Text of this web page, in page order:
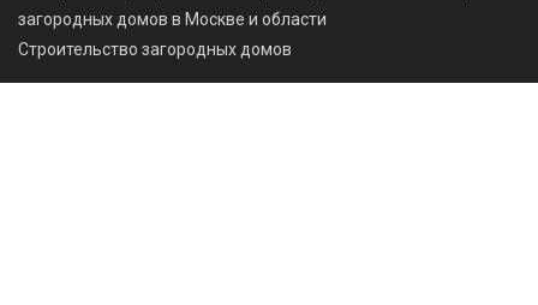
загородных домов в Москве и области
Строительство загородных домов